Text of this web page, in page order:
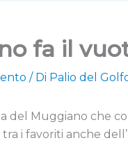
fa il
/ Di Palio del
del Muggiano che
tra i favoriti anche